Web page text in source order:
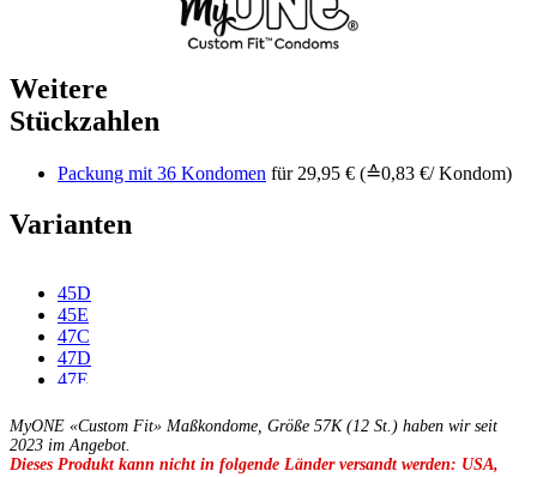
Weitere
Stückzahlen
Packung mit 36 Kondomen für 29,95 € (≙0,83 €/ Kondom)
Varianten
45D
45E
47C
47D
47E
49C
49D
49E
MyONE «Custom Fit» Maßkondome, Größe 57K (12 St.) haben wir seit
2023 im Angebot.
Dieses Produkt kann nicht in folgende Länder versandt werden: USA,